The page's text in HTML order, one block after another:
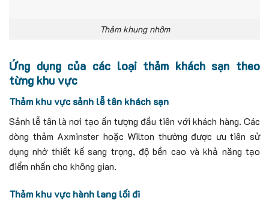
Thảm khung nhôm
Ứng dụng của các loại thảm khách sạn theo
từng khu vực
Thảm khu vực sảnh lễ tân khách sạn
Sảnh lễ tân là nơi tạo ấn tượng đầu tiên với khách hàng. Các
dòng thảm Axminster hoặc Wilton thường được ưu tiên sử
dụng nhờ thiết kế sang trọng, độ bền cao và khả năng tạo
điểm nhấn cho không gian.
Thảm khu vực hành lang lối đi